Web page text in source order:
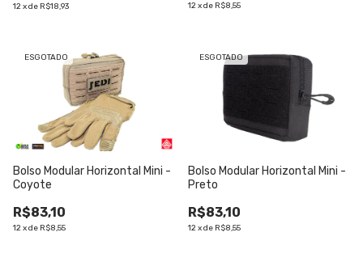
12xde R$18,93 12xde R$8,55
ESGOTADO
Bolso Modular Horizontal Mini -
Coyote
R$83,10
12xde R$8,55
ESGOTADO
Bolso Modular Horizontal Mini -
Preto
R$83,10
12xde R$8,55